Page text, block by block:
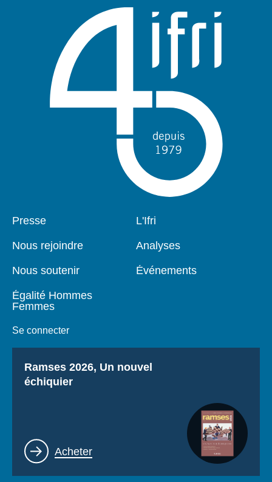
Pied
Presse
Nous rejoindre
Nous soutenir
Égalité Hommes
Femmes
Se connecter
Navigation
L'Ifri
Analyses
Événements
Titre
Ramses 2026, Un nouvel
échiquier
Lien
Acheter